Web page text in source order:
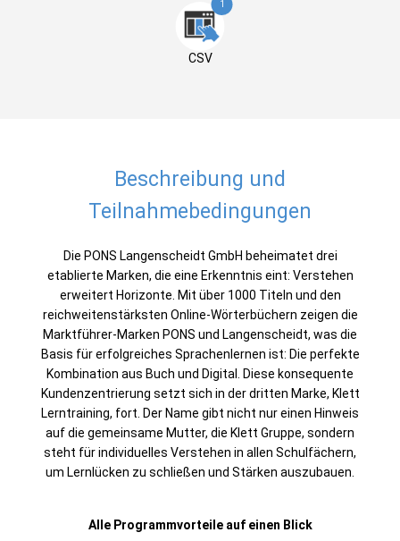
1
CSV
Beschreibung und
Teilnahmebedingungen
Die PONS Langenscheidt GmbH beheimatet drei
etablierte Marken, die eine Erkenntnis eint: Verstehen
erweitert Horizonte. Mit über 1000 Titeln und den
reichweitenstärksten Online-Wörterbüchern zeigen die
Marktführer-Marken PONS und Langenscheidt, was die
Basis für erfolgreiches Sprachenlernen ist: Die perfekte
Kombination aus Buch und Digital. Diese konsequente
Kundenzentrierung setzt sich in der dritten Marke, Klett
Lerntraining, fort. Der Name gibt nicht nur einen Hinweis
auf die gemeinsame Mutter, die Klett Gruppe, sondern
steht für individuelles Verstehen in allen Schulfächern,
um Lernlücken zu schließen und Stärken auszubauen.
Alle Programmvorteile auf einen Blick